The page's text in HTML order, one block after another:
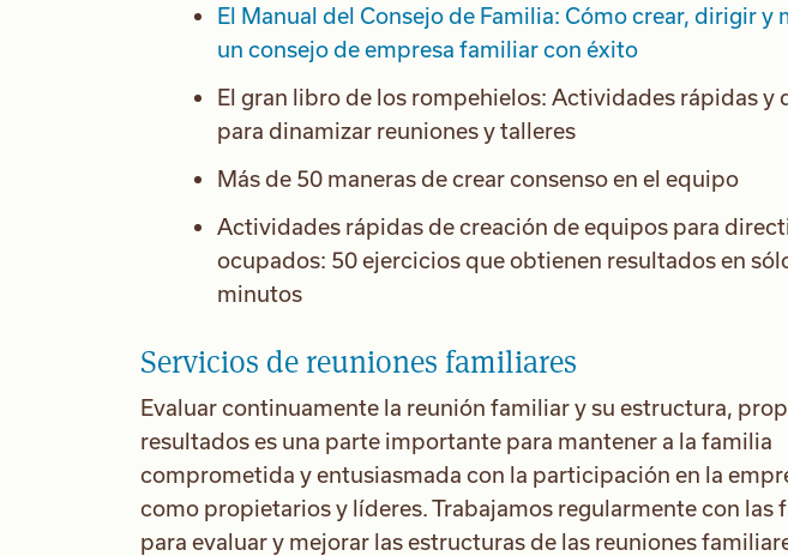
El Manual del Consejo de Familia: Cómo crear, dirigir y
un consejo de empresa familiar con éxito
El gran libro de los rompehielos: Actividades rápidas y
para dinamizar reuniones y talleres
Más de 50 maneras de crear consenso en el equipo
Actividades rápidas de creación de equipos para
ocupados: 50 ejercicios que obtienen resultados en
minutos
Servicios de reuniones familiares
Evaluar continuamente la reunión familiar y su estructura,
resultados es una parte importante para mantener a la familia
comprometida y entusiasmada con la participación en la
como propietarios y líderes. Trabajamos regularmente con las
para evaluar y mejorar las estructuras de las reuniones